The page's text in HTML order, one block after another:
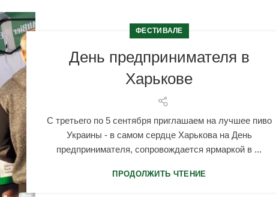
ФЕСТИВАЛЕ
День предпринимателя в
Харькове
С третьего по 5 сентября приглашаем на лучшее пиво
Украины - в самом сердце Харькова на День
предпринимателя, сопровождается ярмаркой в ...
ПРОДОЛЖИТЬ ЧТЕНИЕ